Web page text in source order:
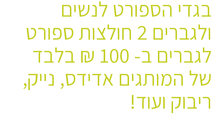
בגדי הספורט לנשים
ולגברים 2 חולצות ספורט
לגברים ב- 100 ₪ בלבד
של המותגים אדידס, נייק,
ריבוק ועוד!